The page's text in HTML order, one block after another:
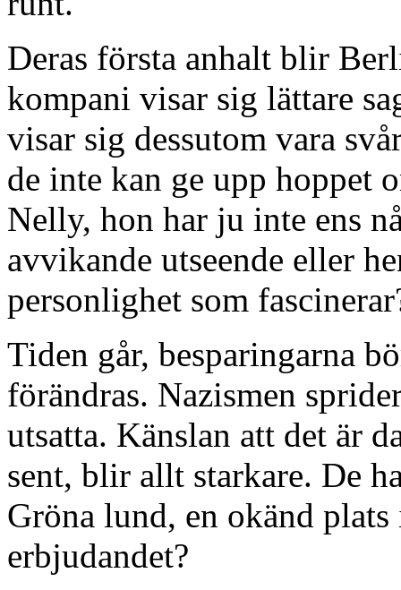
Deras första anhalt blir
kompani visar sig lättare
visar sig dessutom vara
de inte kan ge upp hoppet
Nelly, hon har ju inte ens
avvikande utseende eller
personlighet som
Tiden går, besparingarna
förändras. Nazismen
utsatta. Känslan att det är
sent, blir allt starkare. De
Gröna lund, en okänd
erbjudandet?